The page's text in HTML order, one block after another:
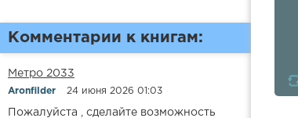
Комментарии к книгам:
Метро 2033
Aronfilder 24 июня 2026 01:03
Пожалуйста , сделайте возможность